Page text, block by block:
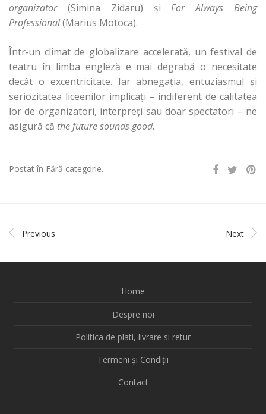
organizator (Simina Zidaru) şiFor Always Being
Professional(Marius Motoca).
Într‑un climat de globalizare accelerată, un festival de
teatru în limba engleză e mai degrabă o necesitate
decât o excentricitate. Iar abnegaţia, entuziasmul şi
seriozitatea liceenilor implicaţi – indiferent de calitatea
lor de organizatori, interpreţi sau doar spectatori – ne
asigură că the future sounds good.
Postat în Fără categorie.
Previous Next
Home
Despre noi
Politica de plati, livrare si retur
Termeni și Condiții
Contact